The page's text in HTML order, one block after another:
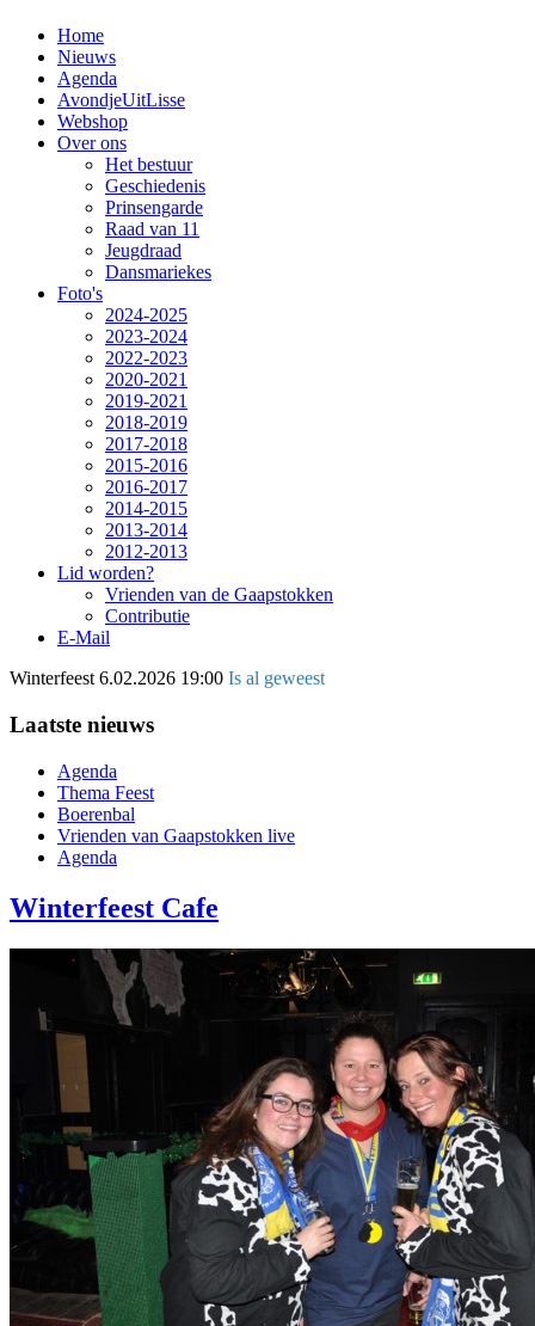
Home
Nieuws
Agenda
AvondjeUitLisse
Webshop
Over ons
Het bestuur
Geschiedenis
Prinsengarde
Raad van 11
Jeugdraad
Dansmariekes
Foto's
2024-2025
2023-2024
2022-2023
2020-2021
2019-2021
2018-2019
2017-2018
2015-2016
2016-2017
2014-2015
2013-2014
2012-2013
Lid worden?
Vrienden van de Gaapstokken
Contributie
E-Mail
Winterfeest 6.02.2026 19:00 Is al geweest
Laatste nieuws
Agenda
Thema Feest
Boerenbal
Vrienden van Gaapstokken live
Agenda
Winterfeest Cafe